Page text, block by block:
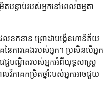
ន្ទាប់របស់អ្នកនៅពេលធម្មតា
លខកខាន ព្រោះវាបង្កើនហានិភ័យ
ការគេងរបស់អ្នក។ ប្រសិនបើអ្នក
ជ្ជបណ្ឌិតរបស់អ្នកអំពីយុទ្ធសាស្ត្រ
វិភាគកម្រិតថ្នាំរបស់អ្នកអាចជួយ